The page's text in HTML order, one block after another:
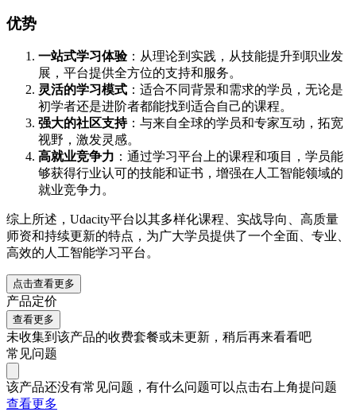
优势
一站式学习体验：从理论到实践，从技能提升到职业发
展，平台提供全方位的支持和服务。
灵活的学习模式 ：适合不同背景和需求的学员，无论是
初学者还是进阶者都能找到适合自己的课程。
强大的社区支持：与来自全球的学员和专家互动，拓宽
视野，激发灵感。
高就业竞争力 ：通过学习平台上的课程和项目，学员能
够获得行业认可的技能和证书，增强在人工智能领域的
就业竞争力。
综上所述，Udacity平台以其多样化课程、实战导向、高质量
师资和持续更新的特点，为广大学员提供了一个全面、专业、
高效的人工智能学习平台。
点击查看更多
产品定价
查看更多
未收集到该产品的收费套餐或未更新，稍后再来看看吧
常见问题
该产品还没有常见问题，有什么问题可以点击右上角提问题
查看更多